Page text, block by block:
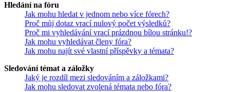
Hledání na fóru
Jak mohu hledat v jednom nebo více fórech?
Proč můj dotaz vrací nulový počet výsledků?
Proč mi vyhledávání vrací prázdnou bílou stránku!?
Jak mohu vyhledávat členy fóra?
Jak mohu najít své vlastní příspěvky a témata?
Sledování témat a záložky
Jaký je rozdíl mezi sledováním a záložkami?
Jak mohu sledovat zvolená témata nebo fóra?